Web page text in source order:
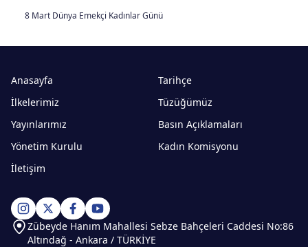
8 Mart Dünya Emekçi Kadınlar Günü
Anasayfa
Tarihçe
İlkelerimiz
Tüzüğümüz
Yayınlarımız
Basın Açıklamaları
Yönetim Kurulu
Kadın Komisyonu
İletişim
Zübeyde Hanım Mahallesi Sebze Bahçeleri Caddesi No:86
Altındağ - Ankara / TÜRKİYE